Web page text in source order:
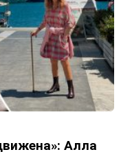
Алла